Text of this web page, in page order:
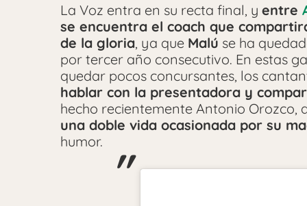
La Voz entra en su recta final, y entre
se encuentra el coach que
de la gloria, ya que Malú se ha
por tercer año consecutivo. En estas
quedar pocos concursantes, los
hablar con la presentadora y
hecho recientemente Antonio Orozco,
una doble vida ocasionada por su
humor.